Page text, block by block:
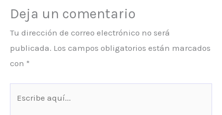
Deja un comentario
Tu dirección de correo electrónico no será
publicada. Los campos obligatorios están marcados
con *